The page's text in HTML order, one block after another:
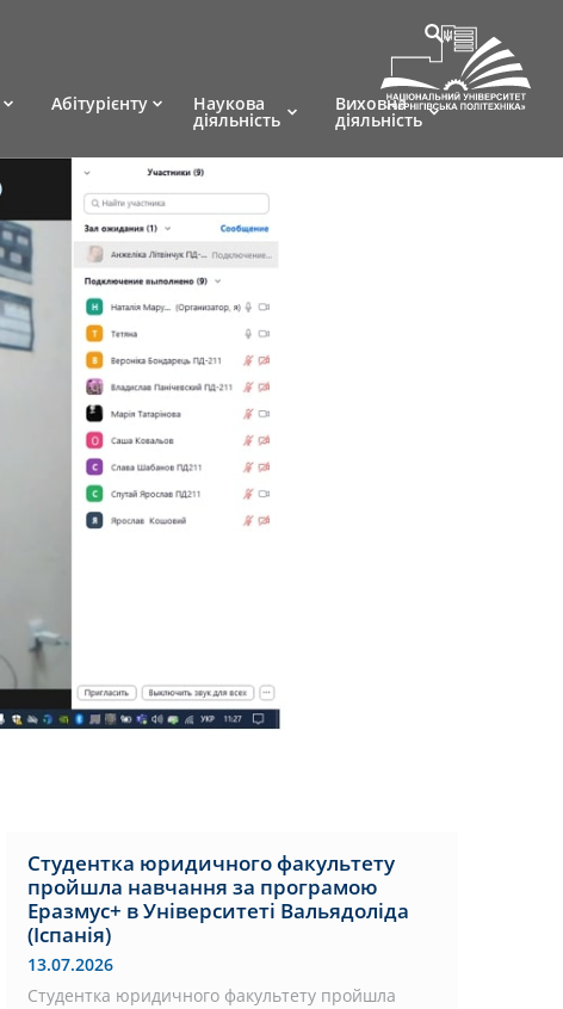
Абітурієнту Наукова
діяльність
Виховна
діяльність
Студентка юридичного факультету
пройшла навчання за програмою
Еразмус+ в Університеті Вальядоліда
(Іспанія)
13.07.2026
Студентка юридичного факультету пройшла